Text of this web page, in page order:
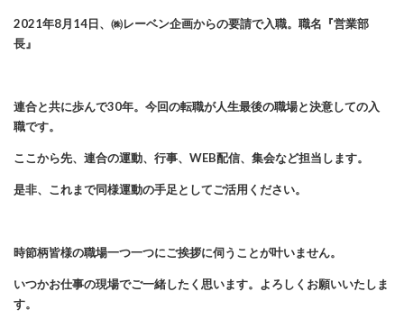
2021年8月14日、㈱レーベン企画からの要請で入職。職名『営業部
長』
連合と共に歩んで30年。今回の転職が人生最後の職場と決意しての入
職です。
ここから先、連合の運動、行事、WEB配信、集会など担当します。
是非、これまで同様運動の手足としてご活用ください。
時節柄皆様の職場一つ一つにご挨拶に伺うことが叶いません。
いつかお仕事の現場でご一緒したく思います。よろしくお願いいたしま
す。